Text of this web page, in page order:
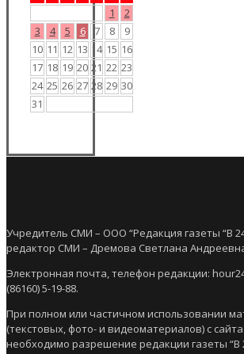
1
2
3
4 5 6 7 8
9
10 11 12 13 14 15 16
17 18 19 20 21 22 23
24 25 26 27 28 29 30
31
Учредитель СМИ – ООО “Редакция газеты “В
редактор СМИ – Дремова Светлана
Электронная почта, телефон редакции:
(86160) 5-19-88.
При полном или частичном использовании
(текстовых, фото- и видеоматериалов) с
необходимо разрешение редакции газеты “В